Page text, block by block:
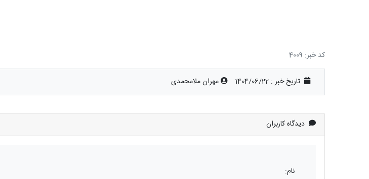
کد خبر: 4009
تاریخ خبر : 1404/06/22 مهران ملامحمدی
دیدگاه کاربران
نام: